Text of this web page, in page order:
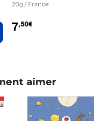
au panier
20g / France
7,50€
aimer
Prix 7,50€